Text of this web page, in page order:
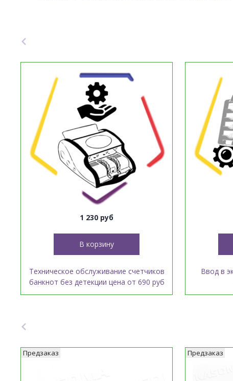
1 230 руб
В корзину
Техническое обслуживание счетчиков
банкнот без детекции цена от 690 руб
Ввод в
Предзаказ Предзаказ